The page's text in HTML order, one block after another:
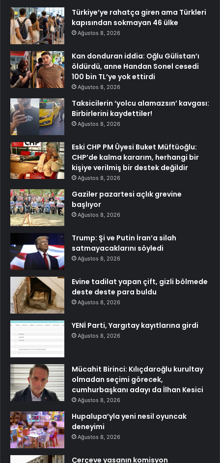
Türkiye’ye rahatça giren ama Türkleri
kapısından sokmayan 46 ülke
Ağustos 8, 2026
Kan donduran iddia: Oğlu Gülistan’ı
öldürdü, anne Handan Sonel cesedi
100 bin TL’ye yok ettirdi
Ağustos 8, 2026
Taksicilerin ‘yolcu alamazsın’ kavgası:
Birbirlerini kaydettiler!
Ağustos 8, 2026
Eski CHP PM Üyesi Buket Müftüoğlu:
CHP’de kalma kararım, herhangi bir
kişiye verilmiş bir destek değildir
Ağustos 8, 2026
Gaziler pazartesi açlık grevine
başlıyor
Ağustos 8, 2026
Trump: Şi ve Putin İran’a silah
satmayacaklarını söyledi
Ağustos 8, 2026
Evine tadilat yapan çift, gizli bölmede
deste deste para buldu
Ağustos 8, 2026
YENİ Parti, Yargıtay kayıtlarına girdi
Ağustos 8, 2026
Mücahit Birinci: Kılıçdaroğlu kurultay
olmadan seçimi görecek,
cumhurbaşkanı adayı da İlhan Kesici
Ağustos 8, 2026
Hupalupa’yla yeni nesil oyuncak
deneyimi
Ağustos 8, 2026
Çerçeve yasanın komisyon